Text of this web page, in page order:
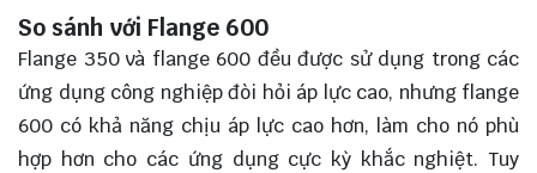
So sánh với Flange 600
Flange 350 và flange 600 đều được sử dụng trong các
ứng dụng công nghiệp đòi hỏi áp lực cao, nhưng flange
600 có khả năng chịu áp lực cao hơn, làm cho nó phù
hợp hơn cho các ứng dụng cực kỳ khắc nghiệt. Tuy